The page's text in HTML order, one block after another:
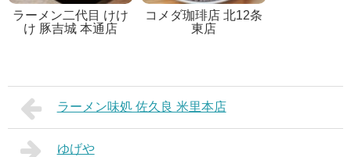
ラーメン二代目 けけ
け 豚吉城 本通店
コメダ珈琲店 北12条
東店
ラーメン味処 佐久良 米里本店
ゆげや